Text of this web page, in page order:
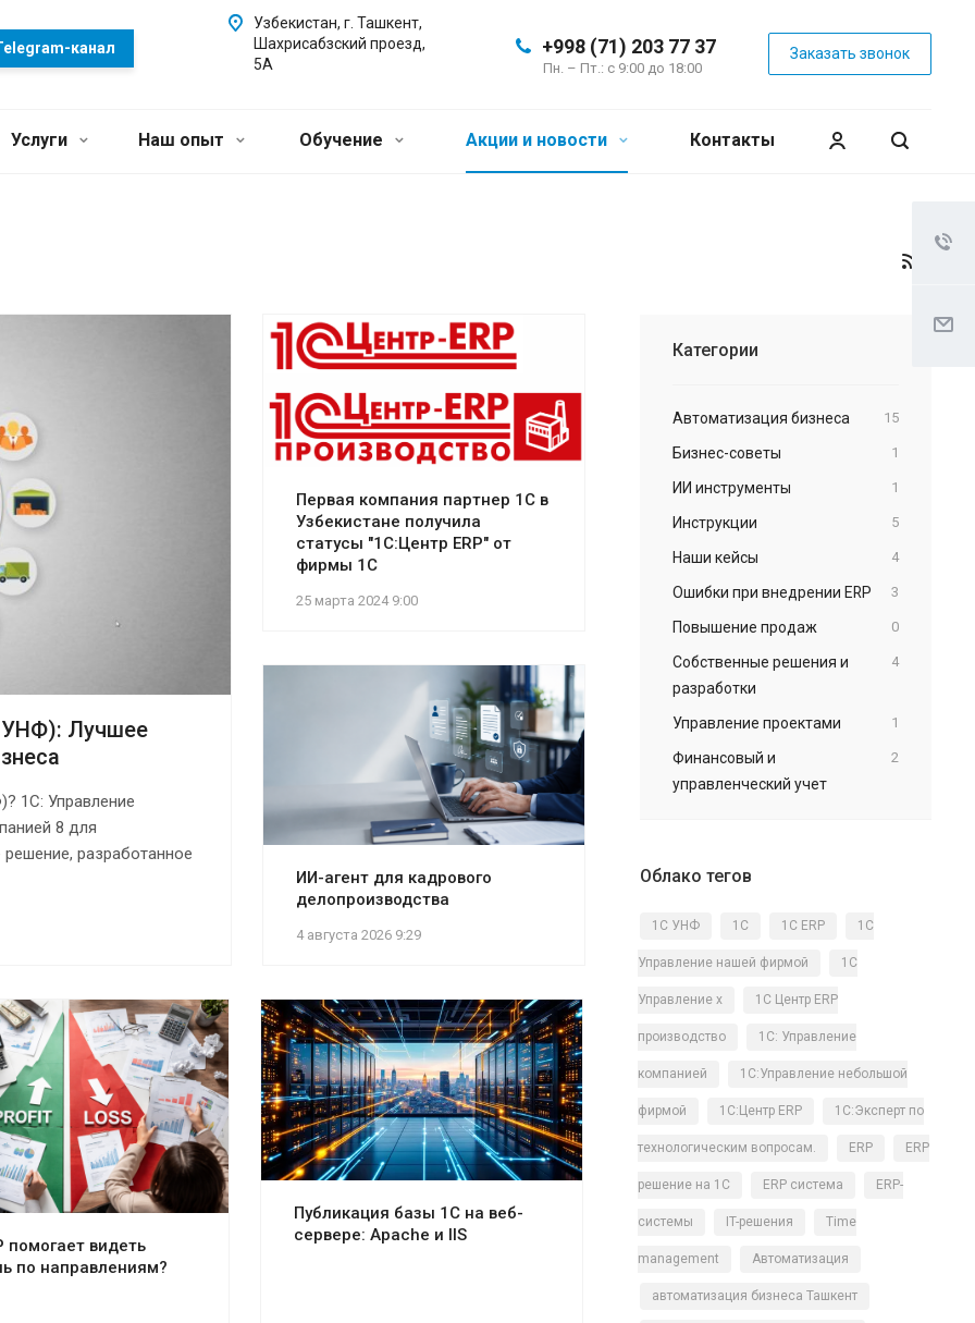
канал +998 (71) 203 77 37
Пн. – Пт.: с 9:00 до 18:00
Заказать звонок
Узбекистан, г. Ташкент,
Шахрисабзский проезд,
5А
Услуги Наш опыт Обучение Акции и новости Контакты
УНФ): Лучшее
1С: Управление
8 для
разработанное
Первая компания партнер 1С в
Узбекистане получила
статусы "1С:Центр ERP" от
фирмы 1С
25 марта 2024 9:00
ИИ-агент для кадрового
делопроизводства
4 августа 2026 9:29
помогает видеть
по направлениям?
Публикация базы 1С на веб-
сервере: Apache и IIS
Категории
Автоматизация бизнеса 15
Бизнес-советы 1
ИИ инструменты 1
Инструкции 5
Наши кейсы 4
Ошибки при внедрении ERP 3
Повышение продаж 0
Собственные решения и
разработки
4
Управление проектами 1
Финансовый и
управленческий учет
2
Облако тегов
1C УНФ 1С 1С ERP 1С
Управление нашей фирмой 1С
Управление х 1С Центр ERP
производство 1С: Управление
компанией 1С:Управление небольшой
фирмой 1С:Центр ERP 1С:Эксперт по
технологическим вопросам. ERP ERP
решение на 1С ERP система ERP-
системы IT-решения Time
management Автоматизация
автоматизация бизнеса Ташкент